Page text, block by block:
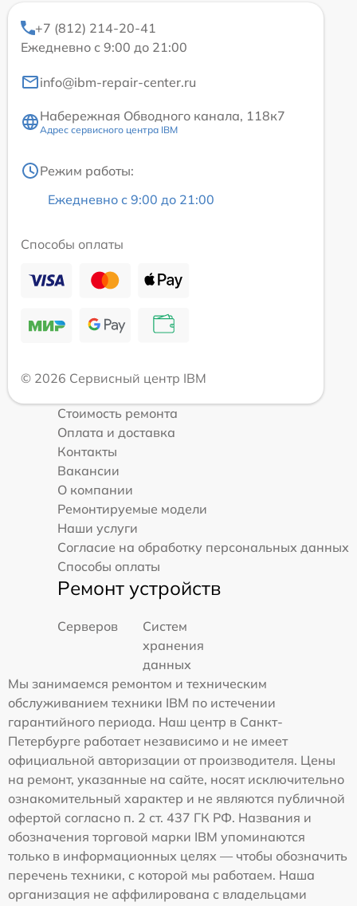
+7 (812) 214-20-41
Ежедневно с 9:00 до 21:00
info@ibm-repair-center.ru
Набережная Обводного канала, 118к7
Адрес сервисного центра IBM
Режим работы:
Ежедневно с 9:00 до 21:00
Способы оплаты
© 2026 Сервисный центр IBM
Стоимость ремонта
Оплата и доставка
Контакты
Вакансии
О компании
Ремонтируемые модели
Наши услуги
Согласие на обработку персональных данных
Способы оплаты
Ремонт устройств
Серверов
Систем
хранения
данных
Мы занимаемся ремонтом и техническим
обслуживанием техники IBM по истечении
гарантийного периода. Наш центр в Санкт-
Петербурге работает независимо и не имеет
официальной авторизации от производителя. Цены
на ремонт, указанные на сайте, носят исключительно
ознакомительный характер и не являются публичной
офертой согласно п. 2 ст. 437 ГК РФ. Названия и
обозначения торговой марки IBM упоминаются
только в информационных целях — чтобы обозначить
перечень техники, с которой мы работаем. Наша
организация не аффилирована с владельцами